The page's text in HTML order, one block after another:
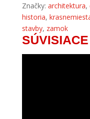
Značky: architektura,
historia,
stavby, zamok